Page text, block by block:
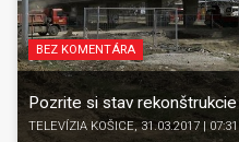
BEZ KOMENTÁRA
Pozrite si stav
TELEVÍZIA KOŠICE, 31.03.2017 | 07:31